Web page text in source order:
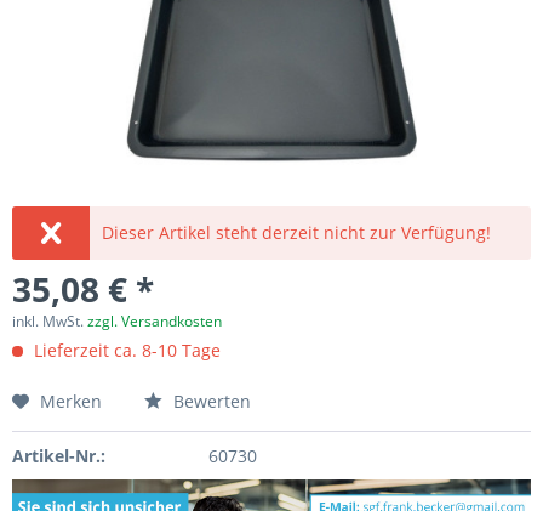
Dieser Artikel steht derzeit nicht zur Verfügung!
35,08 € *
inkl. MwSt.zzgl. Versandkosten
Lieferzeit ca. 8-10 Tage
Merken Bewerten
Artikel-Nr.: 60730